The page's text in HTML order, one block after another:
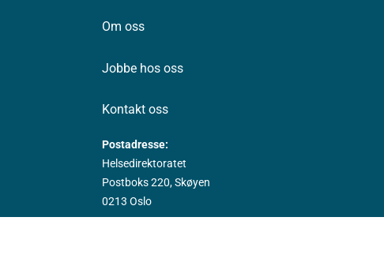
Om oss
Jobbe hos oss
Kontakt oss
Postadresse:
Helsedirektoratet
Postboks 220, Skøyen
0213 Oslo